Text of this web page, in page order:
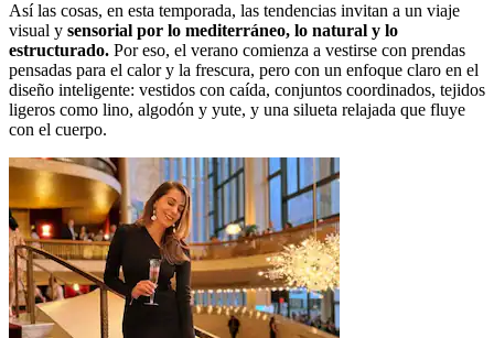
Así las cosas, en esta temporada, las tendencias invitan a un viaje
visual y sensorial por lo mediterráneo, lo natural y lo
estructurado. Por eso, el verano comienza a vestirse con prendas
pensadas para el calor y la frescura, pero con un enfoque claro en el
diseño inteligente: vestidos con caída, conjuntos coordinados, tejidos
ligeros como lino, algodón y yute, y una silueta relajada que fluye
con el cuerpo.